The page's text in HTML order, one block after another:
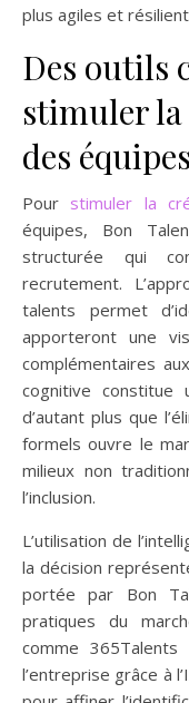
plus agiles et
Des outils
stimuler
des équipes
Pour stimuler la
équipes, Bon
structurée qui
recrutement.
talents permet
apporteront une
complémentaires
cognitive constitue
d’autant plus que
formels ouvre le
milieux non
l’inclusion.
L’utilisation de
la décision
portée par Bon
pratiques du
comme
l’entreprise grâce à